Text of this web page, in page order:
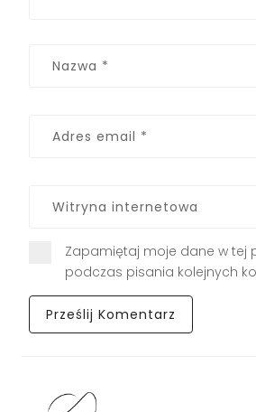
Zapamiętaj moje dane w tej
podczas pisania kolejnych